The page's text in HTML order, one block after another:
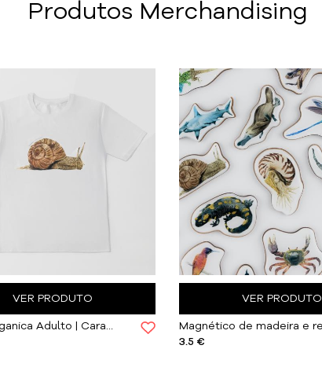
Produtos Merchandising
VER PRODUTO VER PRODUTO
3.5 €